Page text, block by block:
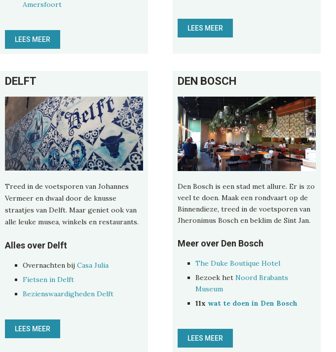
Amersfoort
LEES MEER
LEES MEER
DELFT
Treed in de voetsporen van Johannes
Vermeer en dwaal door de knusse
straatjes van Delft. Maar geniet ook van
alle leuke musea, winkels en restaurants.
Alles over Delft
Overnachten bij Casa Julia
Fietsen in Delft
Bezienswaardigheden Delft
LEES MEER
DEN BOSCH
Den Bosch is een stad met allure. Er is zo
veel te doen. Maak een rondvaart op de
Binnendieze, treed in de voetsporen van
Jheronimus Bosch en beklim de Sint Jan.
Meer over Den Bosch
The Duke Boutique Hotel
Bezoek het Noord Brabants
Museum
11x wat te doen in Den Bosch
LEES MEER